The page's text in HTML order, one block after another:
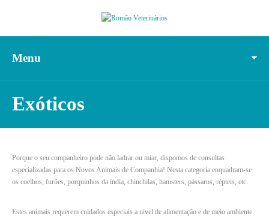
Menu
Exóticos
Porque o seu companheiro pode não ladrar ou miar, dispomos de consultas
especializadas para os Novos Animais de Companhia! Nesta categoria enquadram-se
os coelhos, furões, porquinhos da índia, chinchilas, hamsters, pássaros, répteis, etc.
Estes animais requerem cuidados especiais a nível de alimentação e de meio ambiente.